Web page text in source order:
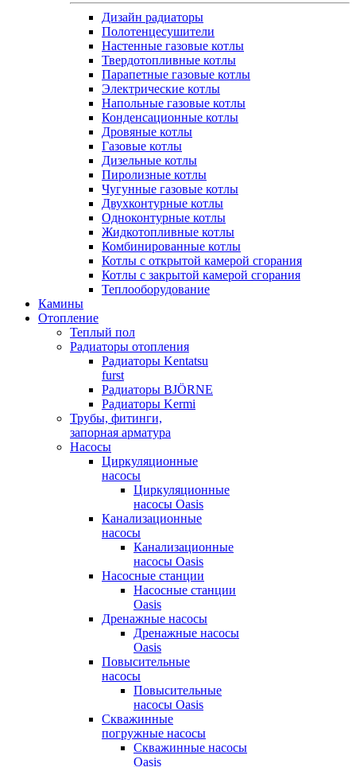
Дизайн радиаторы
Полотенцесушители
Настенные газовые котлы
Твердотопливные котлы
Парапетные газовые котлы
Электрические котлы
Напольные газовые котлы
Конденсационные котлы
Дровяные котлы
Газовые котлы
Дизельные котлы
Пиролизные котлы
Чугунные газовые котлы
Двухконтурные котлы
Одноконтурные котлы
Жидкотопливные котлы
Комбинированные котлы
Котлы с открытой камерой сгорания
Котлы с закрытой камерой сгорания
Теплооборудование
Камины
Отопление
Теплый пол
Радиаторы отопления
Радиаторы Kentatsu
furst
Радиаторы BJÖRNE
Радиаторы Kermi
Трубы, фитинги,
запорная арматура
Насосы
Циркуляционные
насосы
Циркуляционные
насосы Oasis
Канализационные
насосы
Канализационные
насосы Oasis
Насосные станции
Насосные станции
Oasis
Дренажные насосы
Дренажные насосы
Oasis
Повысительные
насосы
Повысительные
насосы Oasis
Скважинные
погружные насосы
Скважинные насосы
Oasis